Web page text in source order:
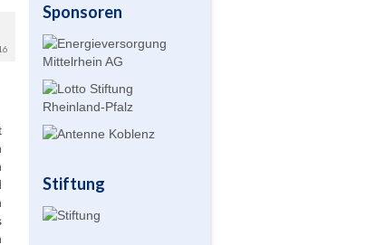
Sponsoren
Stiftung